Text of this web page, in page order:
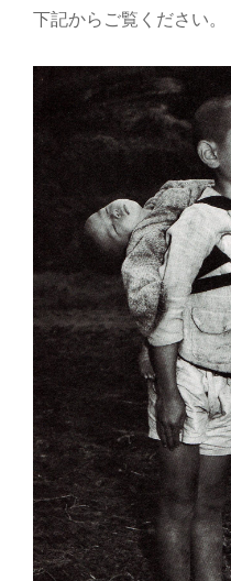
下記からご覧ください。